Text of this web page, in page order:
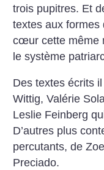
trois pupitres. Et
textes aux formes
cœur cette même
le système
Des textes écrits
Wittig, Valérie
Leslie Feinberg
D’autres plus
percutants, de
Preciado.